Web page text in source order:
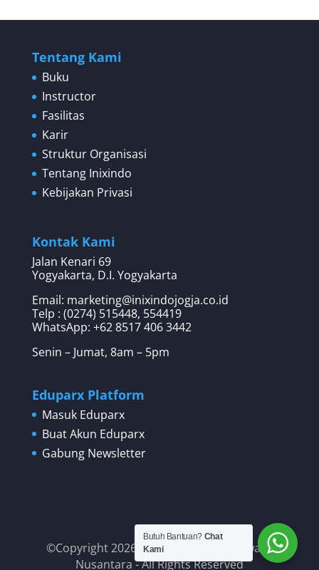
Tentang Kami
Buku
Instructor
Fasilitas
Karir
Struktur Organisasi
Tentang Inixindo
Kebijakan Privasi
Kontak Kami
Jalan Kenari 69
Yogyakarta, D.I. Yogyakarta
Email: marketing@inixindojogja.co.id
Telp : (0274) 515448, 554419
WhatsApp: +62 8517 406 3442
Senin – Jumat, 8am – 5pm
Eduparx Platform
Masuk Eduparx
Buat Akun Eduparx
Gabung Newsletter
©Copyright 2026 PT Inixindo Widya Iswara
Nusantara - All Rights Reserved
Butuh Bantuan? Chat
Kami